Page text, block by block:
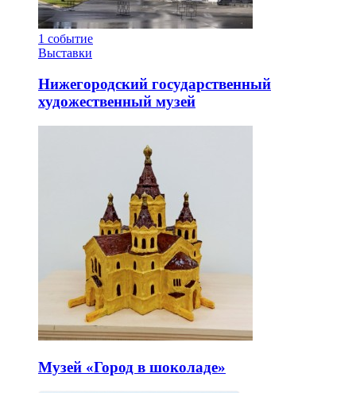
1 событие
Выставки
Нижегородский государственный
художественный музей
Музей «Город в шоколаде»